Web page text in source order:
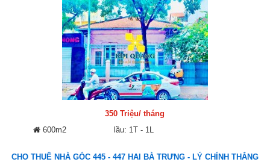
350 Triệu/ tháng
600m2
lầu: 1T - 1L
CHO THUÊ NHÀ GÓC 445 - 447 HAI BÀ TRƯNG - LÝ CHÍNH THẮNG